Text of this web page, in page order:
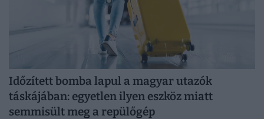
Időzített bomba lapul a magyar utazók
táskájában: egyetlen ilyen eszköz miatt
semmisült meg a repülőgép